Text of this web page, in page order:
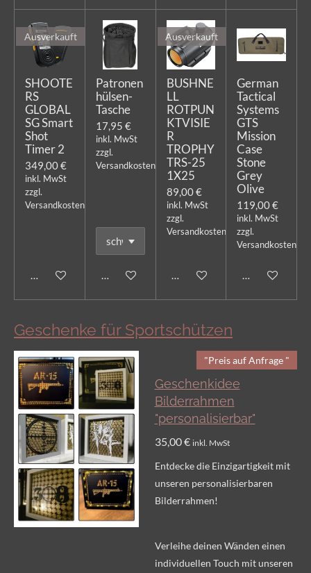
Ausverkauft
SHOOTE
RS
GLOBAL
SG Smart
Shot
Timer 2
349,00 €
inkl. MwSt
zzgl.
Versandkosten
Bei Verfügbarkeit benachrichtigen
Patronen
hülsen-
Tasche
17,95 €
inkl. MwSt
zzgl.
Versandkosten
In den Warenkorb
Ausverkauft
BUSHNE
LL
ROTPUN
KTVISIE
R
TROPHY
TRS-25
1X25
89,00 €
inkl. MwSt
zzgl.
Versandkosten
Bei Verfügbarkeit
German
Tactical
Systems
GTS
Mission
Case
Stone
Grey
Olive
119,00 €
inkl. MwSt
zzgl.
Versandkosten
In den
Geschenke für Sportschützen
"Preis auf Anfrage "
Geschenkidee
Bilderrahmen
"personalisierbar"
35,00 € inkl. MwSt
Entdecke die Einzigartigkeit mit
unseren personalisierbaren
Bilderrahmen!
Verleihe deinen Wänden einen
individuellen Touch mit unseren